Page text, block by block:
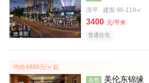
效果图
漳平 建面 96-119㎡
3400 元/平米
普通住宅
均价4888元/㎡起
在售 美伦东锦缘